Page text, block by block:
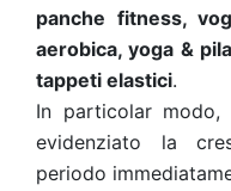
panche fitness,
aerobica, yoga &
tappeti elastici.
In particolar
evidenziato la
periodo